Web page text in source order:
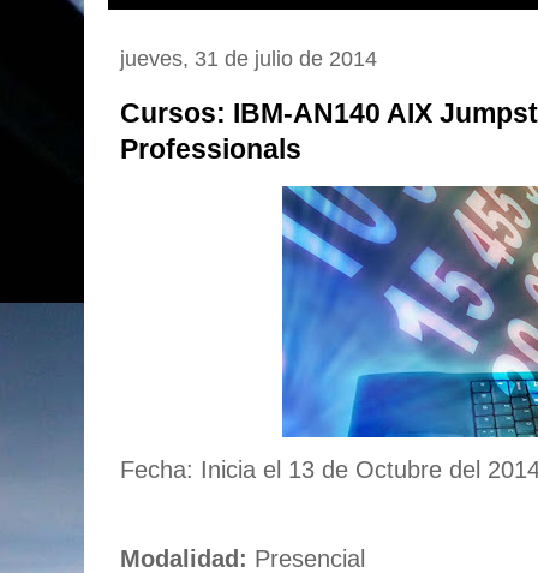
jueves, 31 de julio de 2014
Cursos: IBM-AN140 AIX
Professionals
Fecha: Inicia el 13 de Octubre del
Modalidad: Presencial